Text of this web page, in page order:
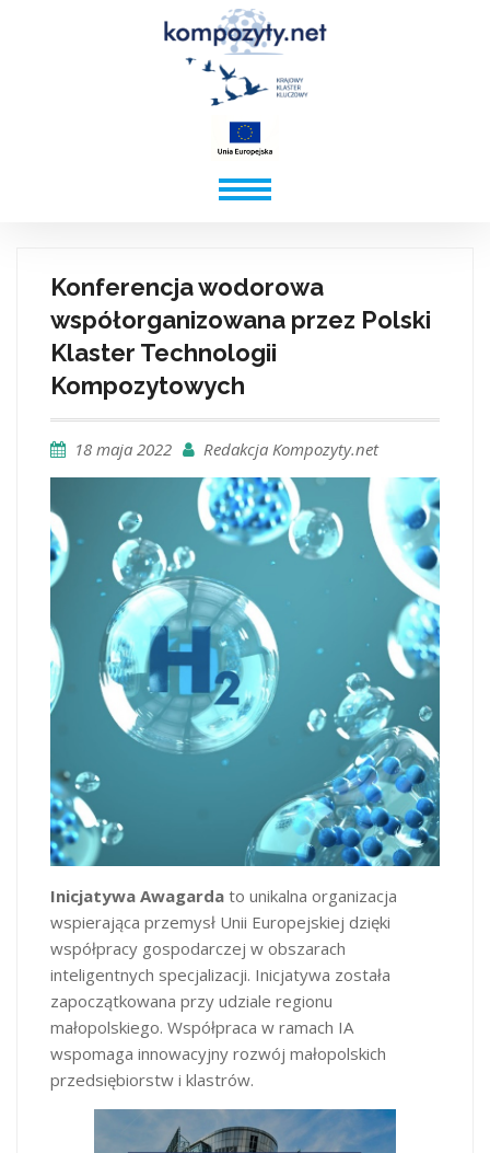
Konferencja wodorowa
współorganizowana przez Polski
Klaster Technologii
Kompozytowych
18 maja 2022 Redakcja Kompozyty.net
Inicjatywa Awagarda to unikalna organizacja
wspierająca przemysł Unii Europejskiej dzięki
współpracy gospodarczej w obszarach
inteligentnych specjalizacji. Inicjatywa została
zapoczątkowana przy udziale regionu
małopolskiego. Współpraca w ramach IA
wspomaga innowacyjny rozwój małopolskich
przedsiębiorstw i klastrów.